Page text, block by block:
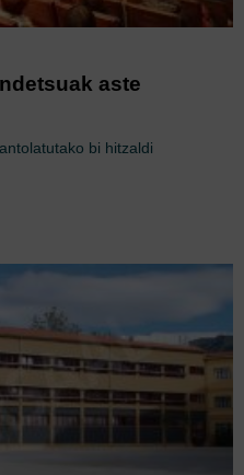
aste
bi hitzaldi